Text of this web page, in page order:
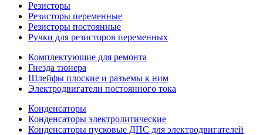
Резисторы
Резисторы переменные
Резисторы постоянные
Ручки для резисторов переменных
Комплектующие для ремонта
Гнезда тюнера
Шлейфы плоские и разъемы к ним
Электродвигатели постоянного тока
Конденсаторы
Конденсаторы электролитические
Конденсаторы пусковые ДПС для электродвигателей